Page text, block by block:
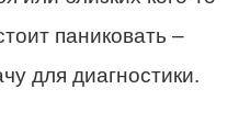
паниковать –
для диагностики.